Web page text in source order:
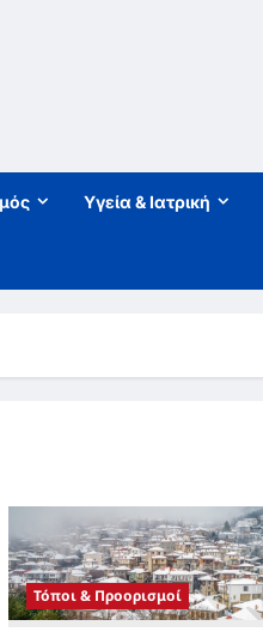
Υγεία & Ιατρική
Τόποι & Προορισμοί